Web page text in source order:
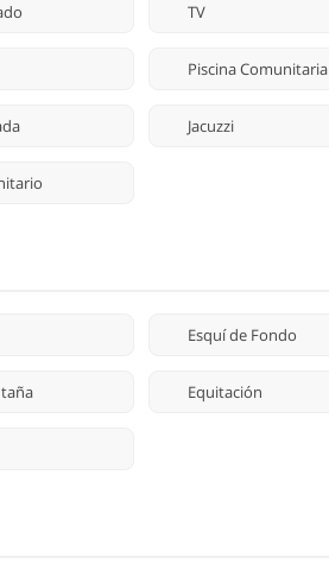
TV
Piscina Comunitaria
Jacuzzi
Esquí de Fondo
Equitación